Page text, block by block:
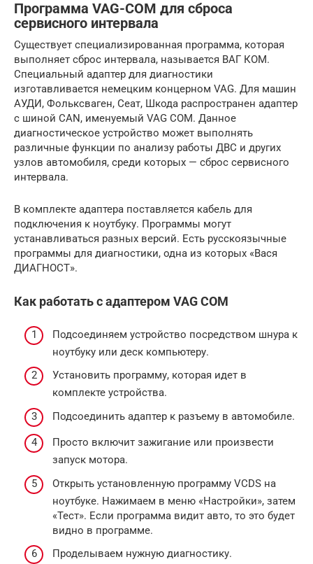
Программа VAG-COM для сброса
сервисного интервала
Существует специализированная программа, которая
выполняет сброс интервала, называется ВАГ КОМ.
Специальный адаптер для диагностики
изготавливается немецким концерном VAG. Для машин
АУДИ, Фольксваген, Сеат, Шкода распространен адаптер
с шиной CAN, именуемый VAG COM. Данное
диагностическое устройство может выполнять
различные функции по анализу работы ДВС и других
узлов автомобиля, среди которых — сброс сервисного
интервала.
В комплекте адаптера поставляется кабель для
подключения к ноутбуку. Программы могут
устанавливаться разных версий. Есть русскоязычные
программы для диагностики, одна из которых «Вася
ДИАГНОСТ».
Как работать с адаптером VAG COM
Подсоединяем устройство посредством шнура к
ноутбуку или деск компьютеру.
Установить программу, которая идет в
комплекте устройства.
Подсоединить адаптер к разъему в автомобиле.
Просто включит зажигание или произвести
запуск мотора.
Открыть установленную программу VCDS на
ноутбуке. Нажимаем в меню «Настройки», затем
«Тест». Если программа видит авто, то это будет
видно в программе.
Проделываем нужную диагностику.